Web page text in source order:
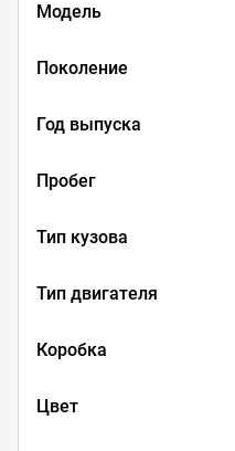
Модель
Поколение
Год выпуска
Пробег
Тип кузова
Тип двигателя
Коробка
Цвет